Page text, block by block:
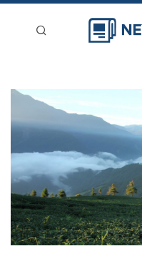
新聞稿分類
登入
刊登